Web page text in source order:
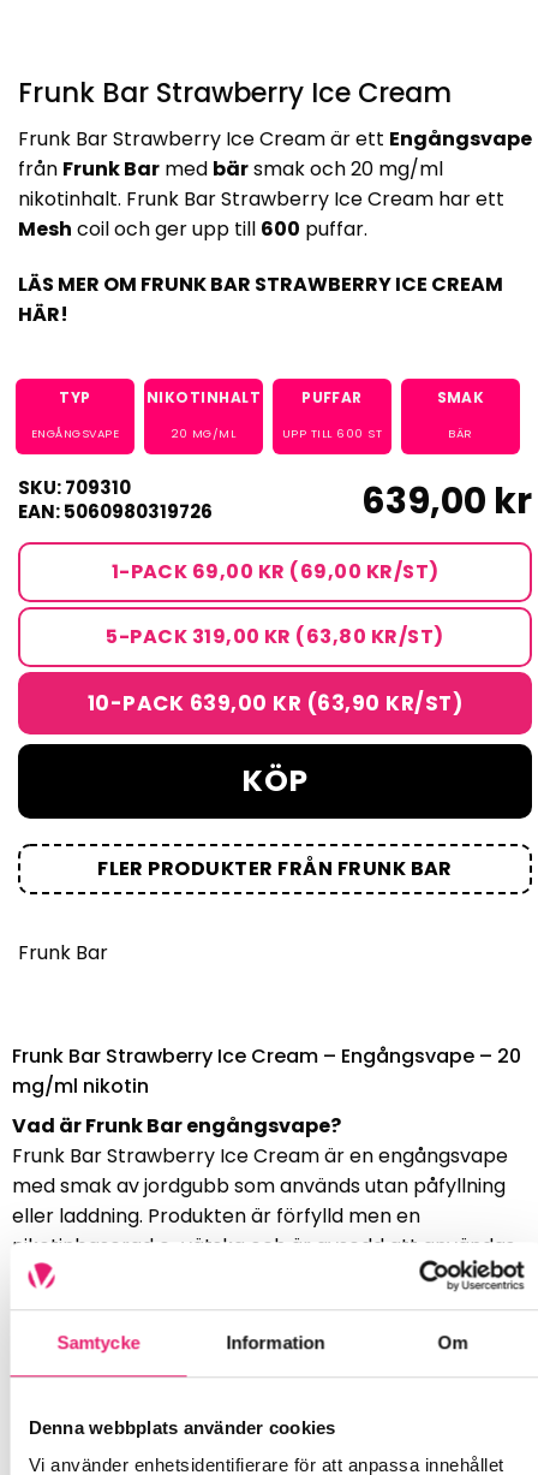
Samtycke Information Om
Denna webbplats använder cookies
Vi använder enhetsidentifierare för att anpassa innehållet
Frunk Bar Strawberry Ice Cream
Frunk Bar Strawberry Ice Cream är ett Engångsvape
från Frunk Bar med bärsmak och 20 mg/ml
nikotinhalt. Frunk Bar Strawberry Ice Cream har ett
Mesh coil och ger upp till 600 puffar.
LÄS MER OM FRUNK BAR STRAWBERRY ICE CREAM
HÄR!
TYP
ENGÅNGSVAPE
NIKOTINHALT
20 MG/ML
PUFFAR
UPP TILL 600 ST
SMAK
BÄR
SKU: 709310
EAN: 5060980319726
639,00 kr
1-PACK 69,00 KR (69,00 KR/ST)
5-PACK 319,00 KR (63,80 KR/ST)
10-PACK 639,00 KR (63,90 KR/ST)
KÖP
FLER PRODUKTER FRÅN FRUNK BAR
Frunk Bar
Frunk Bar Strawberry Ice Cream – Engångsvape – 20
mg/ml nikotin
Vad är Frunk Bar engångsvape?
Frunk Bar Strawberry Ice Cream är en engångsvape
med smak av jordgubb som används utan påfyllning
eller laddning. Produkten är förfylld men en
nikotinbaserad e-vätska och är avsedd att användas
direkt utan inställningar.
Hur används Frunk Bar?
Enheten aktiveras vid inandning och kräver inga
funktion från start till slut.